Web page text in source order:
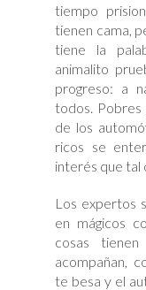
tiempo
tienen cama,
tiene la
animalito
progreso: a
todos. Pobres
de los
ricos se
interés que tal
Los expertos
en mágicos
cosas tienen
acompañan,
te besa y el